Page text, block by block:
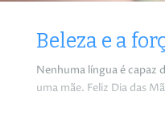
Beleza e a
Nenhuma língua é capaz
uma mãe. Feliz Dia das